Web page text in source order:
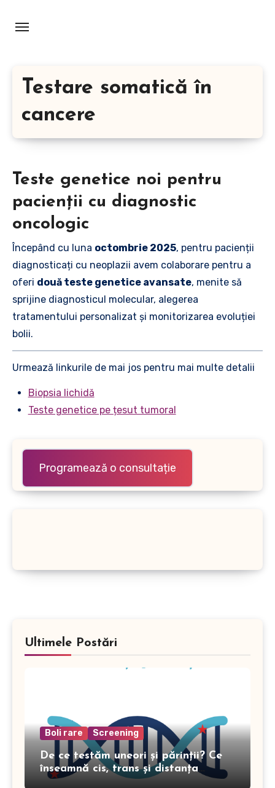
Testare somatică în
cancere
Teste genetice noi pentru
pacienții cu diagnostic
oncologic
Începând cu luna octombrie 2025, pentru pacienții
diagnosticați cu neoplazii avem colaborare pentru a
oferi două teste genetice avansate, menite să
sprijine diagnosticul molecular, alegerea
tratamentului personalizat și monitorizarea evoluției
bolii.
Urmează linkurile de mai jos pentru mai multe detalii
Biopsia lichidă
Teste genetice pe țesut tumoral
Programează o consultație
Ultimele Postări
Boli rare Screening
De ce testăm uneori și părinții? Ce
înseamnă cis, trans și distanța
genomică în genetică